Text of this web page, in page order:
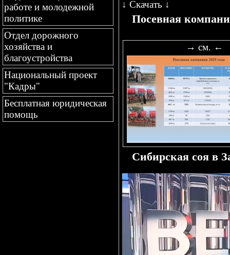
работе и молодежной
политике
Отдел дорожного
хозяйства и
благоустройства
Национальный проект
"Кадры"
Бесплатная юридическая
помощь
↓ Скачать ↓
Посевная
→ см. ←
Сибирская соя в